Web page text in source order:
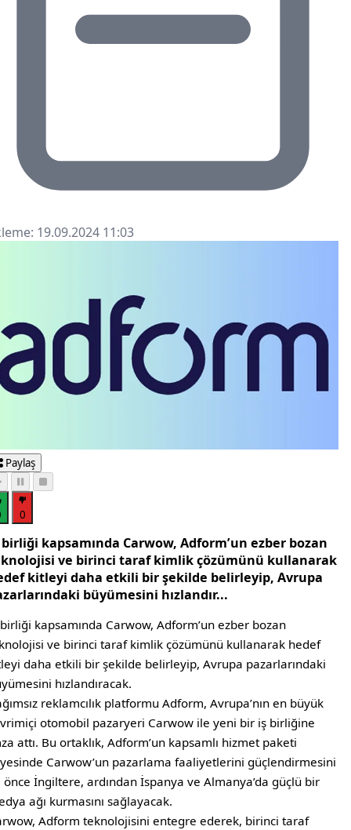
19.09.2024 11:03
Paylaş
0
kapsamında Carwow, Adform’un ezber bozan
ve birinci taraf kimlik çözümünü kullanarak
kitleyi daha etkili bir şekilde belirleyip, Avrupa
büyümesini hızlandır...
kapsamında Carwow, Adform’un ezber bozan
ve birinci taraf kimlik çözümünü kullanarak hedef
daha etkili bir şekilde belirleyip, Avrupa pazarlarındaki
hızlandıracak.
reklamcılık platformu Adform, Avrupa’nın en büyük
otomobil pazaryeri Carwow ile yeni bir iş birliğine
attı. Bu ortaklık, Adform’un kapsamlı hizmet paketi
Carwow’un pazarlama faaliyetlerini güçlendirmesini
önce İngiltere, ardından İspanya ve Almanya’da güçlü bir
ağı kurmasını sağlayacak.
Adform teknolojisini entegre ederek, birinci taraf